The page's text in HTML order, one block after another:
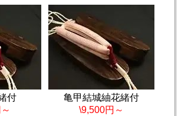
付
亀甲結城紬花緒付
\9,500円～